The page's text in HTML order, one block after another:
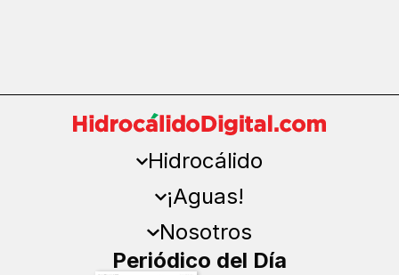
Hidrocálido
¡Aguas!
Nosotros
Periódico del Día